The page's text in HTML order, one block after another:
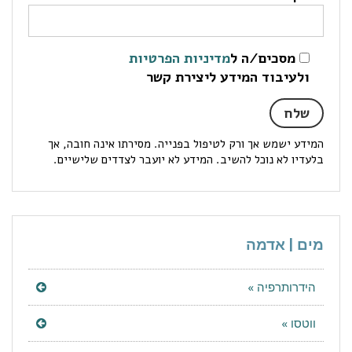
מסכים/ה למדיניות הפרטיות
ולעיבוד המידע ליצירת קשר
המידע ישמש אך ורק לטיפול בפנייה. מסירתו אינה חובה, אך
בלעדיו לא נוכל להשיב. המידע לא יועבר לצדדים שלישיים.
מים | אדמה
הידרותרפיה »
ווטסו »